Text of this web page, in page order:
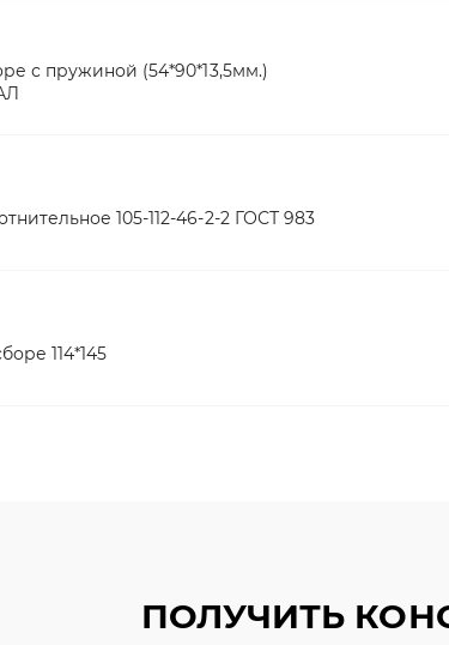
с пружиной (54*90*13,5мм.)
105-112-46-2-2 ГОСТ 983
114*145
ПОЛУЧИТЬ